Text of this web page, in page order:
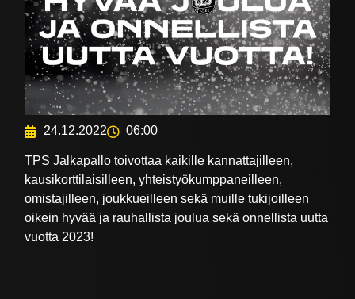
24.12.2022 06:00
TPS Jalkapallo toivottaa kaikille kannattajilleen,
kausikorttilaisilleen, yhteistyökumppaneilleen,
omistajilleen, joukkueilleen sekä muille tukijoilleen
oikein hyvää ja rauhallista joulua sekä onnellista uutta
vuotta 2023!